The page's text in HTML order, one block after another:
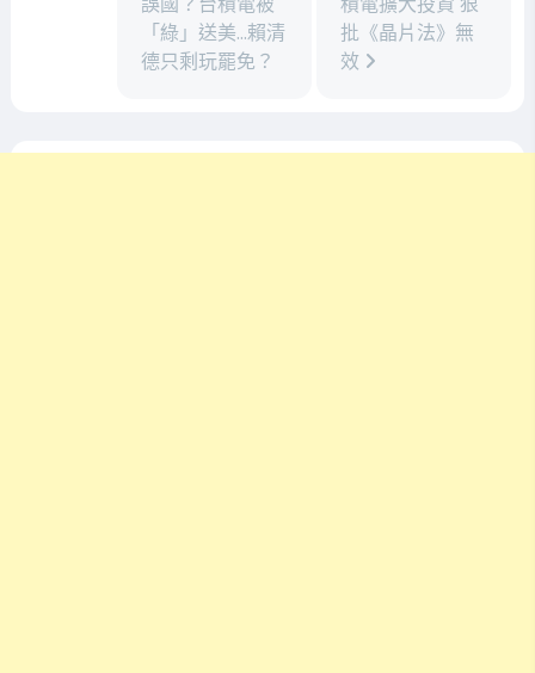
「綠」送美...賴清
德只剩玩罷免？
批《晶片法》無
效